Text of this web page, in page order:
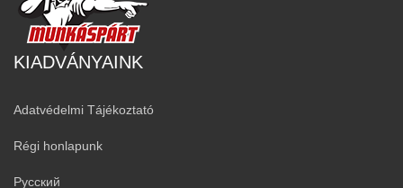
KIADVÁNYAINK
Adatvédelmi Tájékoztató
Régi honlapunk
Русский